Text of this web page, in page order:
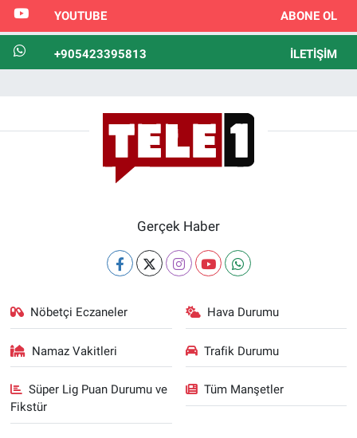
YOUTUBE ABONE OL
+905423395813 İLETIŞIM
Gerçek Haber
Nöbetçi Eczaneler Hava Durumu
Namaz Vakitleri Trafik Durumu
Süper Lig Puan Durumu ve
Fikstür
Tüm Manşetler